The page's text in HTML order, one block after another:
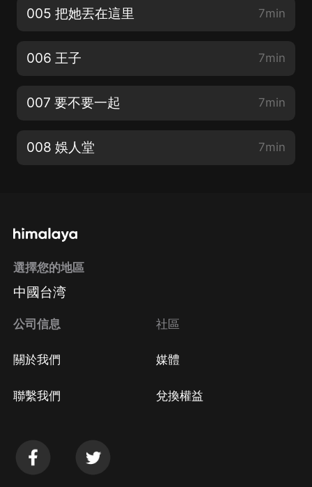
005 把她丟在這里 7min
006 王子 7min
007 要不要一起 7min
008 娛人堂 7min
選擇您的地區
中國台湾
公司信息
關於我們
聯繫我們
社區
媒體
兌換權益